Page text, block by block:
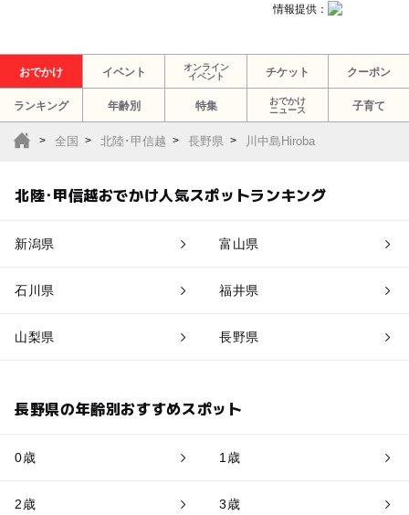
情報提供：
おでかけ イベント
オンライン
イベント
チケット クーポン
ランキング 年齢別 特集
おでかけ
ニュース
子育て
全国 北陸･甲信越 長野県 川中島Hiroba
北陸･甲信越おでかけ人気スポットランキング
新潟県 富山県
石川県 福井県
山梨県 長野県
長野県の年齢別おすすめスポット
0歳 1歳
2歳 3歳